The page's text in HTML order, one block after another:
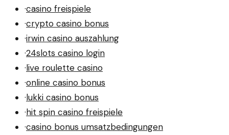
·casino freispiele
·crypto casino bonus
·irwin casino auszahlung
·24slots casino login
·live roulette casino
·online casino bonus
·lukki casino bonus
·hit spin casino freispiele
·casino bonus umsatzbedingungen